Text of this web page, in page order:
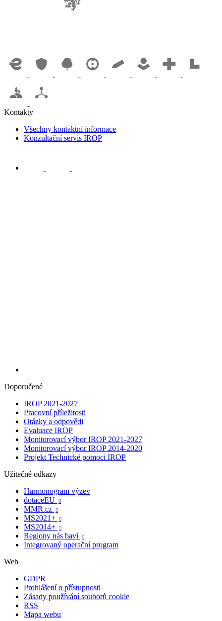
Kontakty
Všechny kontaktní informace
Konzultační servis IROP
Doporučené
IROP 2021-2027
Pracovní příležitosti
Otázky a odpovědi
Evaluace IROP
Monitorovací výbor IROP 2021-2027
Monitorovací výbor IROP 2014-2020
Projekt Technické pomoci IROP
Užitečné odkazy
Harmonogram výzev
dotaceEU

MMR.cz 
MS2021+ 
MS2014+ 
Regiony nás baví 
Integrovaný operační program
Web
GDPR
Prohlášení o přístupnosti
Zásady používání souborů cookie
RSS
Mapa webu